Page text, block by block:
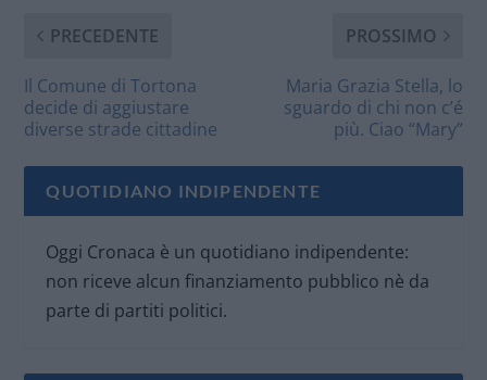
PRECEDENTE
Il Comune di Tortona
decide di aggiustare
diverse strade cittadine
PROSSIMO
Maria Grazia Stella, lo
sguardo di chi non c’é
più. Ciao “Mary”
QUOTIDIANO INDIPENDENTE
Oggi Cronaca è un quotidiano indipendente:
non riceve alcun finanziamento pubblico nè da
parte di partiti politici.